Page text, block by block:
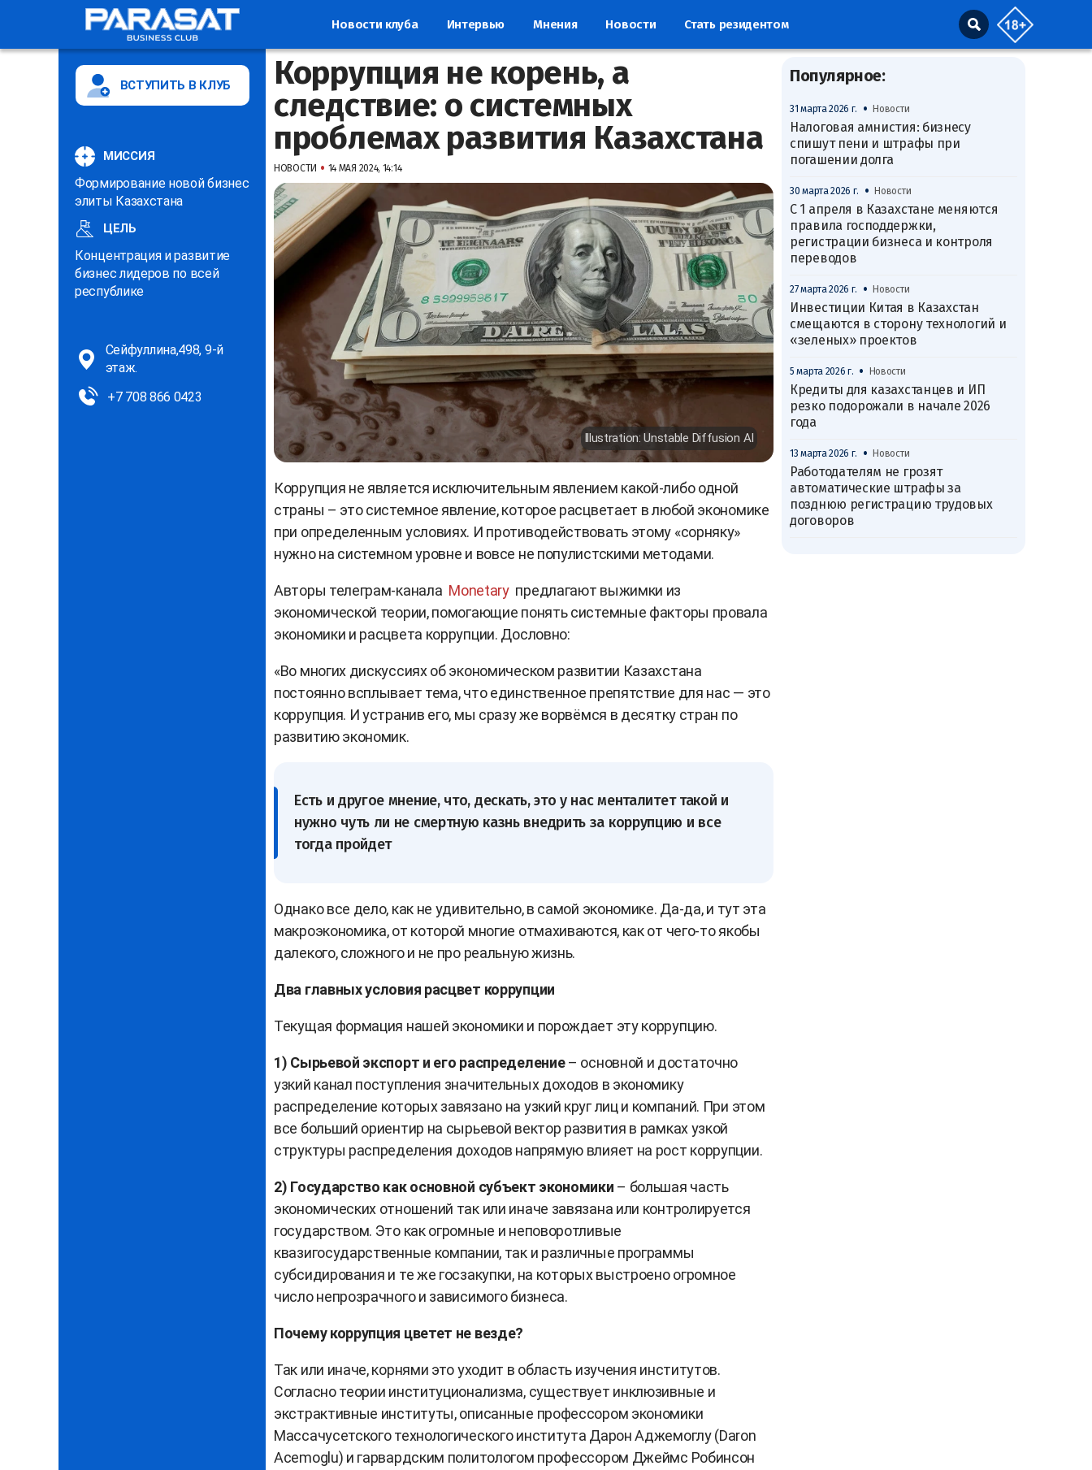
Новости клуба Интервью Мнения Новости Стать резидентом
ВСТУПИТЬ В КЛУБ
МИССИЯ
Формирование новой бизнес
элиты Казахстана
ЦЕЛЬ
Концентрация и развитие
бизнес лидеров по всей
республике
Сейфуллина,498, 9-й
этаж.
+7 708 866 0423
Коррупция не корень, а
следствие: о системных
проблемах развития Казахстана
НОВОСТИ • 14 МАЯ 2024, 14:14
Illustration: Unstable Diffusion AI
Коррупция не является исключительным явлением какой-либо одной
страны – это системное явление, которое расцветает в любой экономике
при определенным условиях. И противодействовать этому «сорняку»
нужно на системном уровне и вовсе не популистскими методами.
Авторы телеграм-канала Monetary предлагают выжимки из
экономической теории, помогающие понять системные факторы провала
экономики и расцвета коррупции. Дословно:
«Во многих дискуссиях об экономическом развитии Казахстана
постоянно всплывает тема, что единственное препятствие для нас — это
коррупция. И устранив его, мы сразу же ворвёмся в десятку стран по
развитию экономик.
Есть и другое мнение, что, дескать, это у нас менталитет такой и
нужно чуть ли не смертную казнь внедрить за коррупцию и все
тогда пройдет
Однако все дело, как не удивительно, в самой экономике. Да-да, и тут эта
макроэкономика, от которой многие отмахиваются, как от чего-то якобы
далекого, сложного и не про реальную жизнь.
Два главных условия расцвет коррупции
Текущая формация нашей экономики и порождает эту коррупцию.
1) Сырьевой экспорт и его распределение– основной и достаточно
узкий канал поступления значительных доходов в экономику
распределение которых завязано на узкий круг лиц и компаний. При этом
все больший ориентир на сырьевой вектор развития в рамках узкой
структуры распределения доходов напрямую влияет на рост коррупции.
2) Государство как основной субъект экономики – большая часть
экономических отношений так или иначе завязана или контролируется
государством. Это как огромные и неповоротливые
квазигосударственные компании, так и различные программы
субсидирования и те же госзакупки, на которых выстроено огромное
число непрозрачного и зависимого бизнеса.
Почему коррупция цветет не везде?
Так или иначе, корнями это уходит в область изучения институтов.
Согласно теории институционализма, существует инклюзивные и
экстрактивные институты, описанные профессором экономики
Массачусетского технологического института Дарон Аджемоглу (Daron
Acemoglu) и гарвардским политологом профессором Джеймс Робинсон
Популярное:
31 марта 2026 г. • Новости
Налоговая амнистия: бизнесу
спишут пени и штрафы при
погашении долга
30 марта 2026 г. • Новости
С 1 апреля в Казахстане меняются
правила господдержки,
регистрации бизнеса и контроля
переводов
27 марта 2026 г. • Новости
Инвестиции Китая в Казахстан
смещаются в сторону технологий и
«зеленых» проектов
5 марта 2026 г. • Новости
Кредиты для казахстанцев и ИП
резко подорожали в начале 2026
года
13 марта 2026 г. • Новости
Работодателям не грозят
автоматические штрафы за
позднюю регистрацию трудовых
договоров